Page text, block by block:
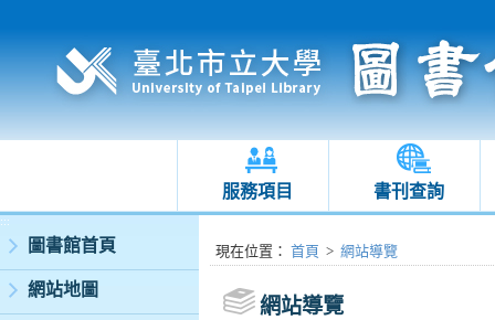
服務項目 書刊查詢
:::
圖書館首頁
網站地圖
:::現在位置 ： 首頁 > 網站導覽
網站導覽